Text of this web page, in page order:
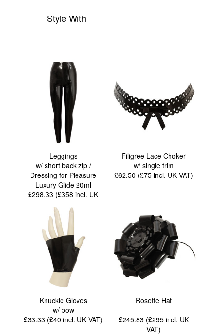
Style With
Leggings
w/ short back zip /
Dressing for Pleasure
Luxury Glide 20ml
£298.33 (£358incl. UK
Filigree Lace Choker
w/ single trim
£62.50 (£75 incl. UK VAT)
Knuckle Gloves
w/ bow
£33.33 (£40incl. UK VAT)
Rosette Hat
£245.83 (£295 incl. UK
VAT)